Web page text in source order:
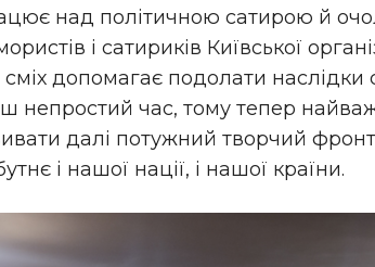
над політичною сатирою й
і сатириків Київської
допомагає подолати наслідки
непростий час, тому тепер
далі потужний творчий
і нашої нації, і нашої країни.